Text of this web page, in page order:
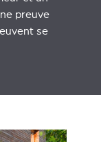
preuve
se